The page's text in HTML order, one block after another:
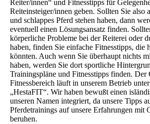
Reiter/innen“ und Fitnesstipps für
Reiteinsteiger/innen geben. Sollten Sie also
und schlappes Pferd stehen haben, dann
eventuell einen Lösungsansatz finden.
körperliche Probleme bei der Reiterei oder
haben, finden Sie einfache Fitnesstipps, die
könnten. Auch wenn Sie überhaupt nichts
haben, werden Sie dort sportliche
Trainingspläne und Fitnesstipps finden. Der
Fitnessbereich läuft in unserem Betrieb
„HestaFIT“. Wir haben bewußt einen
unseren Namen integriert, da unsere Tipps
Pferdetrainings auf unsere Erfahrungen mit
beruhen.